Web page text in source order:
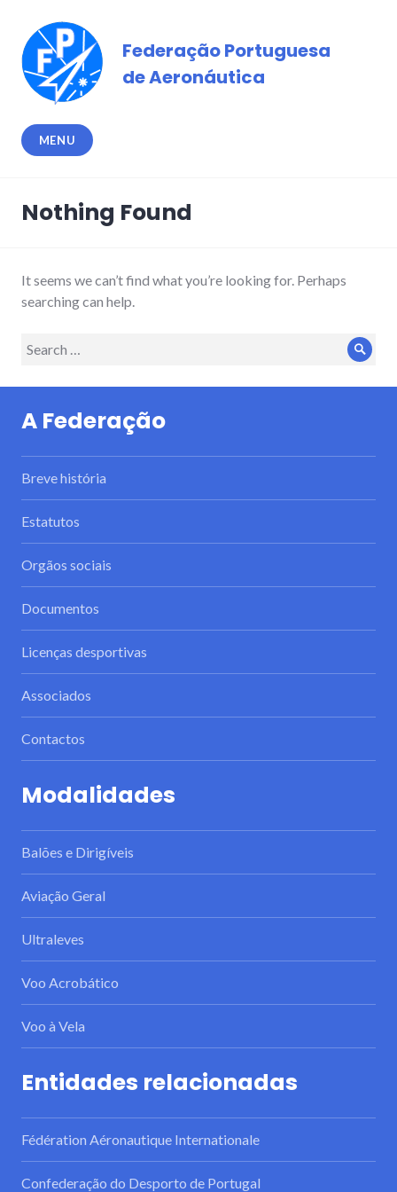
content
Federação Portuguesa
de Aeronáutica
MENU
Nothing Found
It seems we can’t find what you’re looking for. Perhaps
searching can help.
Search
A Federação
Breve história
Estatutos
Orgãos sociais
Documentos
Licenças desportivas
Associados
Contactos
Modalidades
Balões e Dirigíveis
Aviação Geral
Ultraleves
Voo Acrobático
Voo à Vela
Entidades relacionadas
Fédération Aéronautique Internationale
Confederação do Desporto de Portugal